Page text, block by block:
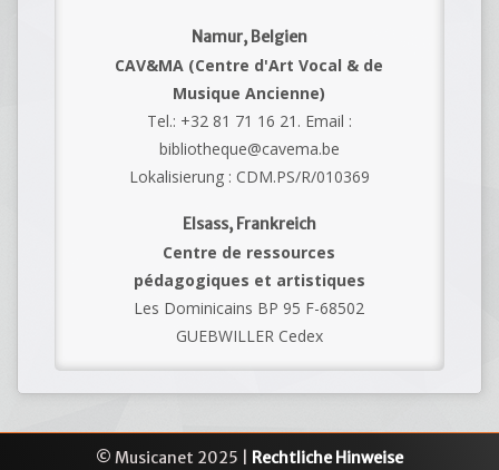
Namur, Belgien
CAV&MA (Centre d'Art Vocal & de
Musique Ancienne)
Tel.: +32 81 71 16 21. Email :
bibliotheque@cavema.be
Lokalisierung : CDM.PS/R/010369
Elsass, Frankreich
Centre de ressources
pédagogiques et artistiques
Les Dominicains BP 95 F-68502
GUEBWILLER Cedex
© Musicanet 2025 | Rechtliche Hinweise